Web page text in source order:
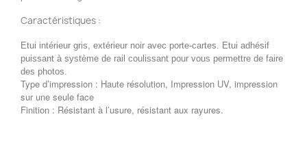
Caractéristiques :
Etui intérieur gris, extérieur noir avec porte-cartes. Etui adhésif
puissant à système de rail coulissant pour vous permettre de faire
des photos.
Type d’impression : Haute résolution, Impression UV, impression
sur une seule face
Finition : Résistant à l’usure, résistant aux rayures.